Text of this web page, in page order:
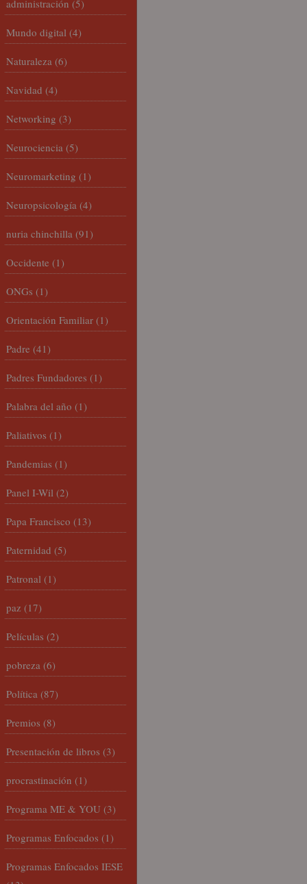
administración (5)
Mundo digital (4)
Naturaleza (6)
Navidad (4)
Networking (3)
Neurociencia (5)
Neuromarketing (1)
Neuropsicología (4)
nuria chinchilla (91)
Occidente (1)
ONGs (1)
Orientación Familiar (1)
Padre (41)
Padres Fundadores (1)
Palabra del año (1)
Paliativos (1)
Pandemias (1)
Panel I-Wil (2)
Papa Francisco (13)
Paternidad (5)
Patronal (1)
paz (17)
Películas (2)
pobreza (6)
Política (87)
Premios (8)
Presentación de libros (3)
procrastinación (1)
Programa ME & YOU (3)
Programas Enfocados (1)
Programas Enfocados IESE